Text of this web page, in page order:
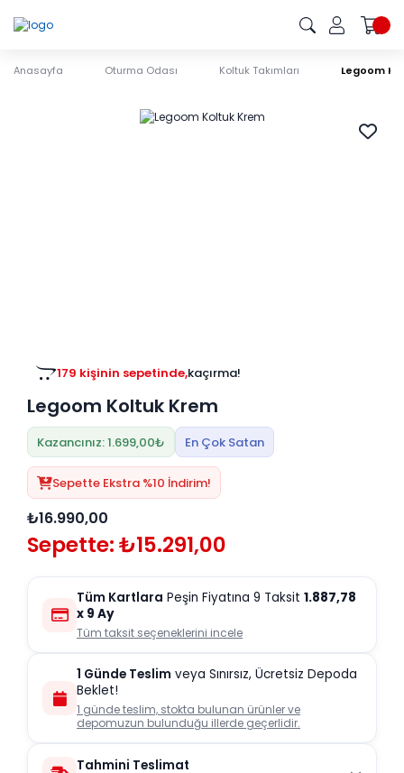
Anasayfa Oturma Odası Koltuk Takımları Legoom
179 kişinin sepetinde,kaçırma!
Legoom Koltuk Krem
Kazancınız: 1.699,00₺ En Çok Satan
Sepette Ekstra %10 İndirim!
₺16.990,00
Sepette: ₺15.291,00
Tüm Kartlara Peşin Fiyatına 9 Taksit 1.887,78
x 9 Ay
Tüm taksit seçeneklerini incele
1 Günde Teslim veya Sınırsız, Ücretsiz Depoda
Beklet!
1 günde teslim, stokta bulunan ürünler ve
depomuzun bulunduğu illerde geçerlidir.
Tahmini Teslimat